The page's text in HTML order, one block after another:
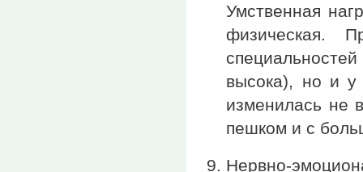
Умственная
физическая.
высока), но и у
изменилась не
пешком и с
Нервно-